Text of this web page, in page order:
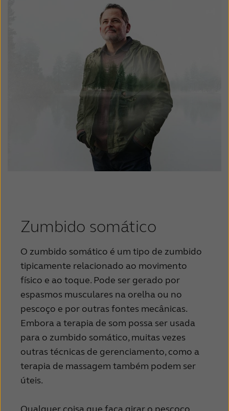
Zumbido somático
O zumbido somático é um tipo de zumbido
tipicamente relacionado ao movimento
físico e ao toque. Pode ser gerado por
espasmos musculares na orelha ou no
pescoço e por outras fontes mecânicas.
Embora a terapia de som possa ser usada
para o zumbido somático, muitas vezes
outras técnicas de gerenciamento, como a
terapia de massagem também podem ser
úteis.